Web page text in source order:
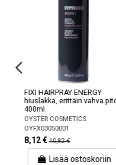
FIXI HAIRPRAY ENERGY
hiuslakka, erittäin vahva pito
400ml
OYSTER COSMETICS
OYFX03050001
8,12 € 10,82 €
Lisää ostoskoriin